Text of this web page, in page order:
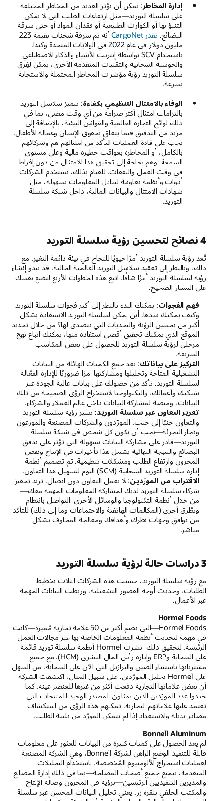
إدارة المخاطر: يمكن أن تؤثر العديد من المخاطر المختلفة
على سلسلة التوريد—مثل ارتفاعات الطلب التي لا يمكن
التنبؤ بها أو الكوارث الطبيعية أو فقدان المواد أو حتى سرقة
البضائع. تقدر CargoNet
أنه تم سرقة شحنات بقيمة 223
مليون دولار في عام 2022 في الولايات المتحدة وكندا.
باستخدام SCV بواسطة إنترنت الأشياء والذكاء الاصطناعي
والحوسبة السحابية والتقنيات المتقدمة الأخرى، يمكن لفِرق
سلسلة التوريد رؤية مؤشرات المخاطر المحتملة والاستجابة
بسرعة.
الوفاء بالامتثال التنظيمي بكفاءة: تتميز سلاسل التوريد
بالتزامات امتثال أكثر صرامة من أي وقت مضى، بما في
ذلك لوائح التجارة العالمية والقوانين البيئية، بالإضافة إلى
مزيد من التدقيق فيما يتعلق بحقوق الإنسان وعمالة الأطفال.
يجب على قادة العمليات التأكد من امتثالهم هم وشركائهم
بالكامل، أو المخاطرة بعواقب خطيرة مالية وعلى مستوى
السمعة. وهم بحاجة إلى تحقيق هذا الامتثال من دون إفراط
في وقت العمل والنفقات. للقيام بذلك، تستخدم الشركات
أدوات وأنظمة تعاونية لتبادل المعلومات بسهولة، مثل
شهادات الامتثال والبيانات المالية، داخل شبكة سلسلة
التوريد.
4 نصائح لتحسين رؤية سلسلة التوريد
تُعد رؤية سلسلة التوريد أمرًا حيويًا للنجاح في بيئة دائمة التغير. مع
ذلك، وبالنظر إلى تعقيد سلاسل التوريد العالمية الحالية، قد يبدو إنشاء
رؤية لسلسلة التوريد أمرًا شاقًا. اتبع هذه الخطوات الأربع لتضع نفسك
على المسار الصحيح.
فهم الفجوات: يمكنك البدء بالنظر إلى أكبر فجوات سلسلة التوريد
وكيف يمكنك سدها. أين يمكن لسلسلة التوريد الاستفادة بشكل
أكبر من تحسين الرؤية والتحديات التي تتصدى لها؟ من خلال تحديد
الموقع الذي يمكنك تحقيق أقصى استفادة منها، يمكنك اتباع نهج
مرحلي لرؤية سلسلة التوريد للحصول على بعض المكاسب
السريعة.
التركيز على بياناتك: يعد جمع الكميات الهائلة من البيانات
التشغيلية المتاحة وتحليلها ومشاركتها أمرًا ضروريًا للإدارة الفعّالة
لسلسلة التوريد. تأكد من حصولك على بيانات عالية الجودة عبر
شبكتك وأعمالك، والتكنولوجيا لاستخراج الرؤى الصحيحة من تلك
البيانات، ومنصة لمشاركة البيانات داخل عالم العملاء والشركاء.
تعزيز التعاون عبر سلسلة التوريد: تسير رؤية سلسلة التوريد
والتعاون جنبًا إلى جنب. المورّدون والشركات المصنعة والموزعون
وتجار التجزئة—يجب أن يكون كل شخص في شبكة سلسلة
التوريد—قادر على مشاركة البيانات بسهولة التي تؤثر على تدفق
البضائع والنتيجة النهائية يشمل هذا تأخيرات في الإنتاج ونقص
المخزون وارتفاع الطلب ومشكلات تنظيمية. تم تصميم أنظمة
إدارة سلسلة التوريد السحابية (SCM) اليوم لتسهيل هذا التعاون.
الاقتراب من المورّدين: لا يعمل التعاون دون اتصال. تريد تحفيز
شركاء سلسلة التوريد لديك لمشاركة المعلومات المهمة معك—
من خلال أنظمة التكنولوجيا والوسائل الأخرى. التواصل بانتظام
وبطُرق أخرى (المكالمات الهاتفية والاجتماعات وما إلى ذلك) للتأكد
من توافق وجهات نظرك وأهدافك ومعالجة المخاوف بشكل
مباشر.
3 دراسات حالة لرؤية سلسلة التوريد
مع رؤية سلسلة التوريد، حسنت هذه الشركات الثلاث تخطيط
الطلبات، وحددت أوجه القصور التشغيلية، وربطت البيانات المهمة
عبر الأعمال.
Hormel Foods
Hormel Foods—التي تضم أكثر من 50 علامة تجارية مُميزة—كانت
في مهمة لتحديث أنظمة المعلومات الخاصة بها عبر مجالات العمل
الرئيسة. لتحقيق ذلك، نشرت Hormel أنظمة سلسلة توريد قائمة
على السحابة وERP وإدارة رأس المال البشري (HCM). مع جميع
مشترياتها باستثناء الصين والبرازيل التي الآن على السحابة، من السهل
على Hormel تحليل المورّدين. على سبيل المثال، اكتشفت الشركة
أن بعض علاماتها التجارية دفعت أكثر من غيرها للعنصر عينه. كما
حددوا عدد المورّدين الذين يمثلون المصدر الوحيد للمنتجات التي
تعتمد عليها علاماتهم التجارية. تمكنهم هذه الرؤى من استكشاف
مصادر بديلة والاستعداد إذا لم يتمكن المورّد من تلبية الطلب.
Bonnell Aluminum
لم يعد الحصول على كميات كبيرة من البيانات للعثور على معلومات
قابلة للتنفيذ الوضع الراهن لشركة Bonnell، وهي الشركة المصنعة
لعمليات استخراج الألومنيوم المُخصصة. باستخدام التحليلات
المتقدمة، يتمتع جميع أصحاب المصلحة—بما في ذلك إدارة المصانع
والمديرين التنفيذيين الرئيسين—برؤية في المخزون وصالة الإنتاج
والمكتب الخلفي بنقرة زر. يعني تحليل البيانات المحسن عبر سلسلة